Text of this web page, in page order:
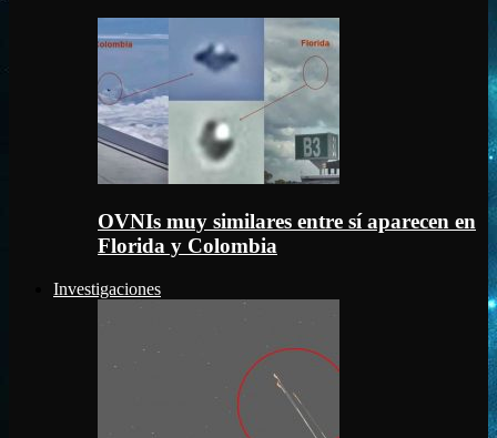
OVNIs muy similares entre sí aparecen en
Florida y Colombia
Investigaciones